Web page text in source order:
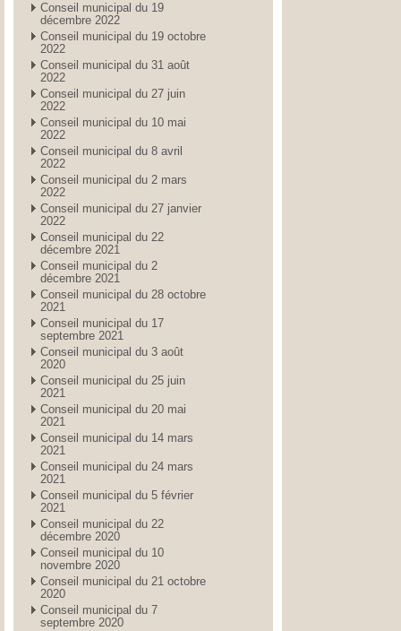
Conseil municipal du 19
décembre 2022
Conseil municipal du 19 octobre
2022
Conseil municipal du 31 août
2022
Conseil municipal du 27 juin
2022
Conseil municipal du 10 mai
2022
Conseil municipal du 8 avril
2022
Conseil municipal du 2 mars
2022
Conseil municipal du 27 janvier
2022
Conseil municipal du 22
décembre 2021
Conseil municipal du 2
décembre 2021
Conseil municipal du 28 octobre
2021
Conseil municipal du 17
septembre 2021
Conseil municipal du 3 août
2020
Conseil municipal du 25 juin
2021
Conseil municipal du 20 mai
2021
Conseil municipal du 14 mars
2021
Conseil municipal du 24 mars
2021
Conseil municipal du 5 février
2021
Conseil municipal du 22
décembre 2020
Conseil municipal du 10
novembre 2020
Conseil municipal du 21 octobre
2020
Conseil municipal du 7
septembre 2020